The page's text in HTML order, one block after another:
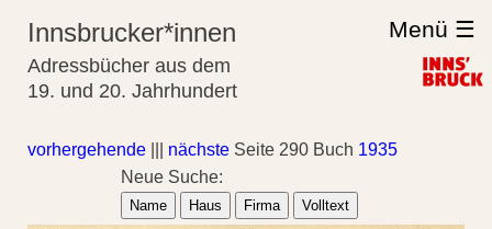
Innsbrucker*innen
Adressbücher aus dem
19. und 20. Jahrhundert
Menü ☰
vorhergehende nächste Seite 290 Buch 1935
Neue Suche:
Name Haus Firma Volltext